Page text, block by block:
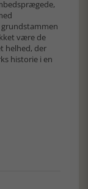
være de
helhed, der
historie i en